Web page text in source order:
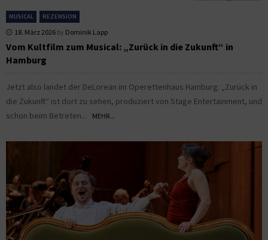
MUSICAL REZENSION
18. März 2026 by Dominik Lapp
Vom Kultfilm zum Musical: „Zurück in die Zukunft“ in
Hamburg
Jetzt also landet der DeLorean im Operettenhaus Hamburg: „Zurück in
die Zukunft“ ist dort zu sehen, produziert von Stage Entertainment, und
schon beim Betreten...
MEHR...